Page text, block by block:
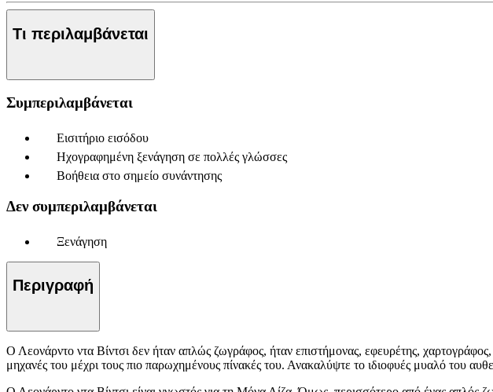
Τι περιλαμβάνεται
Συμπεριλαμβάνεται
Εισιτήριο εισόδου
Ηχογραφημένη ξενάγηση σε πολλές γλώσσες
Βοήθεια στο σημείο συνάντησης
Δεν συμπεριλαμβάνεται
Ξενάγηση
Περιγραφή
Ο Λεονάρντο ντα Βίντσι δεν ήταν απλώς ζωγράφος, ήταν επιστήμονας, εφευρέτης,
μηχανές του μέχρι τους πιο παρωχημένους πίνακές του. Ανακαλύψτε το ιδιοφυές μυαλό του